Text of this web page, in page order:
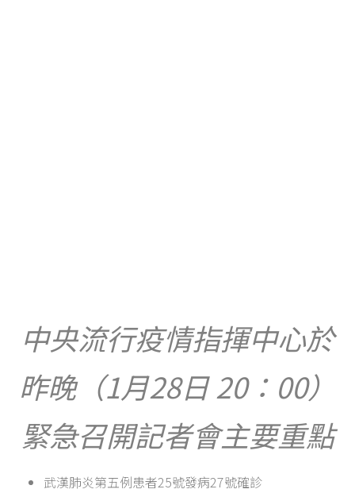
中央流行疫情指揮中心於
昨晚（1月28日 20：00）
緊急召開記者會主要重點
武漢肺炎第五例患者25號發病27號確診